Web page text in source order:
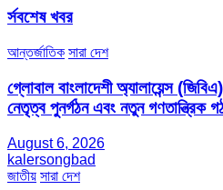
র্সবশেষ খবর
আন্তর্জাতিক সারা দেশ
গ্লোবাল বাংলাদেশী অ্যালায়েন্স (জিবিএ)
নেতৃত্ব পুনর্গঠন এবং নতুন গণতান্ত্রিক
August 6, 2026
kalersongbad
জাতীয় সারা দেশ